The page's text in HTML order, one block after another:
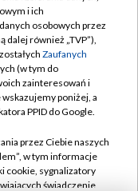
i ich
osobowych przez
dalej również „TVP”),
Zaufanych
(w tym do
zainteresowań i
poniżej, a
PPID do Google.
przez Ciebie naszych
w tym informacje
cookie, sygnalizatory
świadczenie